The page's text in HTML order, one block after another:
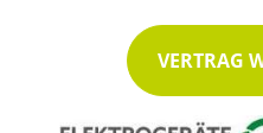
VERTRAG